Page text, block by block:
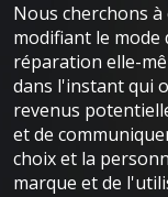
Nous cherchons
modifiant le
réparation elle-
dans l'instant qui
revenus
et de
choix et la
marque et de